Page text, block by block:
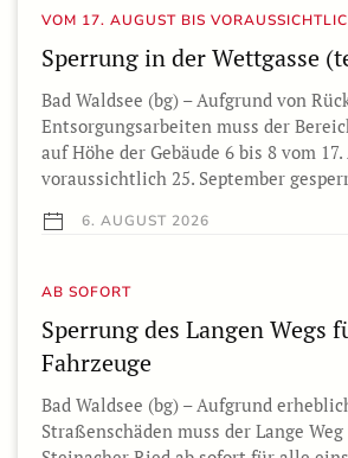
VOM 17. AUGUST BIS
Sperrung in der Wettgasse
Bad Waldsee (bg) – Aufgrund von
Entsorgungsarbeiten muss der
auf Höhe der Gebäude 6 bis 8 vom
voraussichtlich 25. September
6. AUGUST 2026
AB SOFORT
Sperrung des Langen Wegs
Fahrzeuge
Bad Waldsee (bg) – Aufgrund
Straßenschäden muss der Lange